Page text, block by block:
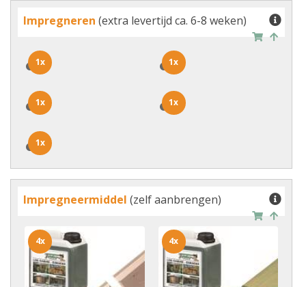
Impregneren (extra levertijd ca. 6-8 weken)
1x
1x 1x
1x
1x
1x 1x
1x
1x
1x
Impregneermiddel (zelf aanbrengen)
4x 4x